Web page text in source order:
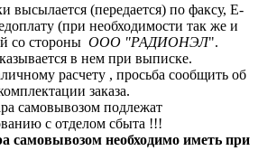
высылается (передается) по факсу, E-
(при необходимости так же и
со стороны ООО "РАДИОНЭЛ".
в нем при выписке.
расчету , просьба сообщить об
заказа.
самовывозом подлежат
с отделом сбыта !!!
самовывозом необходимо иметь при